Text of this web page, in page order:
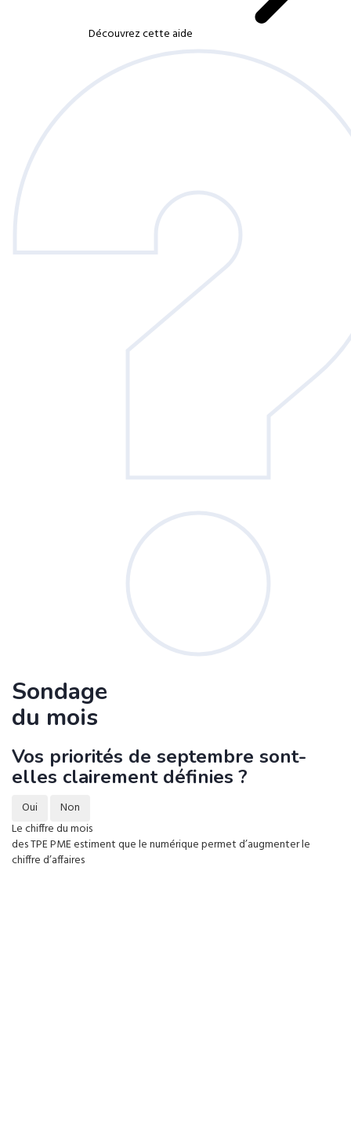
Découvrez cette aide
Sondage
du mois
Vos priorités de septembre sont-
elles clairement définies ?
Oui
Non
Le chiffre du mois
des TPE PME estiment que le numérique permet d’augmenter le
chiffre d’affaires